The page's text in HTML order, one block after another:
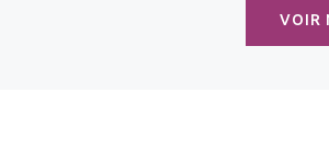
VOIR